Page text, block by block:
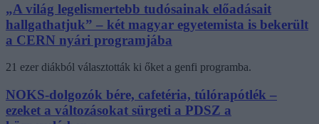
„A világ legelismertebb tudósainak előadásait
hallgathatjuk” – két magyar egyetemista is bekerült
a CERN nyári programjába
21 ezer diákból választották ki őket a genfi programba.
NOKS-dolgozók bére, cafetéria, túlórapótlék –
ezeket a változásokat sürgeti a PDSZ a